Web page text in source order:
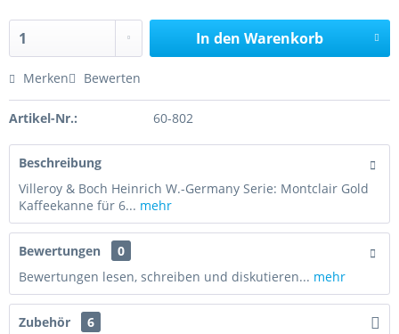
In den Warenkorb
Merken Bewerten
Artikel-Nr.: 60-802
Beschreibung
Villeroy & Boch Heinrich W.-Germany Serie: Montclair Gold
Kaffeekanne für 6... mehr
Bewertungen
0
Bewertungen lesen, schreiben und diskutieren... mehr
Zubehör 6